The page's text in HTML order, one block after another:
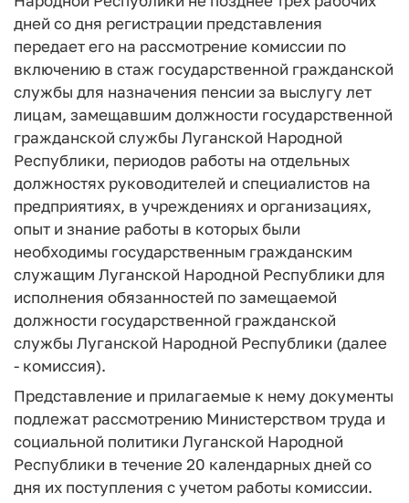
дней со дня регистрации представления
передает его на рассмотрение комиссии по
включению в стаж государственной гражданской
службы для назначения пенсии за выслугу лет
лицам, замещавшим должности государственной
гражданской службы Луганской Народной
Республики, периодов работы на отдельных
должностях руководителей и специалистов на
предприятиях, в учреждениях и организациях,
опыт и знание работы в которых были
необходимы государственным гражданским
служащим Луганской Народной Республики для
исполнения обязанностей по замещаемой
должности государственной гражданской
службы Луганской Народной Республики (далее
- комиссия).
Представление и прилагаемые к нему документы
подлежат рассмотрению Министерством труда и
социальной политики Луганской Народной
Республики в течение 20 календарных дней со
дня их поступления с учетом работы комиссии.